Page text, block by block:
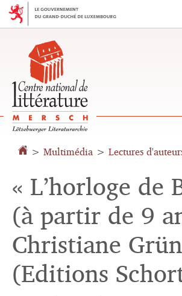
Aller
navigation
Aller
> Multimédia > Lectures
« L’horloge de
(à partir de 9
Christiane Grün
(Editions